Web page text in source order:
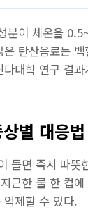
분이 체온을
탄산음료는
다대학 연구 결
별 대응법
들면 즉시 따뜻
근한 물 한 컵
제할 수 있다.